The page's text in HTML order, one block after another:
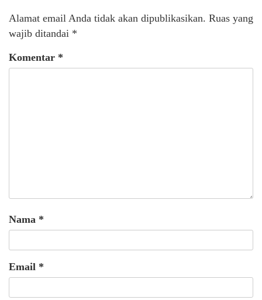
Alamat email Anda tidak akan dipublikasikan. Ruas yang
wajib ditandai *
Komentar *
Nama *
Email *